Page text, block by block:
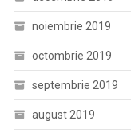
noiembrie 2019
octombrie 2019
septembrie 2019
august 2019